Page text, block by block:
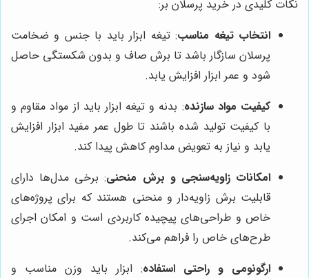
نکات کلیدی در خرید پرسلان بر:
انتخاب تیغه مناسب: تیغه ابزار باید با جنس و ضخامت
پرسلان سازگار باشد تا برش صاف و بدون شکستگی حاصل
شود و عمر ابزار افزایش یابد.
کیفیت مواد سازنده: بدنه و تیغه ابزار باید از مواد مقاوم و
با کیفیت تولید شده باشند تا طول عمر مفید ابزار افزایش
یابد و نیاز به تعویض مداوم کاهش پیدا کند.
امکانات زاویه‌سنجی و برش منحنی: برخی مدل‌ها دارای
قابلیت برش زاویه‌دار و منحنی هستند که برای پروژه‌های
خاص و طراحی‌های پیچیده کاربردی است و امکان اجرای
طرح‌های خاص را فراهم می‌کند.
ارگونومی و راحتی استفاده: ابزار باید وزن مناسب و